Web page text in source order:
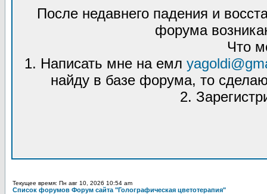
После недавнего падения и
форума
Что
1. Написать мне на емл
найду в базе форума, то
2.
Текущее время: Пн авг 10, 2026 10:54 am
Список форумов Форум сайта "Голографическая цветотерапия"